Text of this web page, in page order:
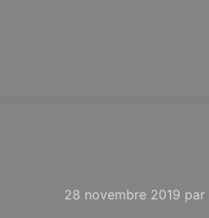
28 novembre 2019 par